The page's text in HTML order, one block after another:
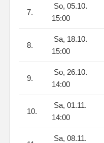
7.
So, 05.10.
15:00
8.
Sa, 18.10.
15:00
9.
So, 26.10.
14:00
10.
Sa, 01.11.
14:00
Sa, 08.11.